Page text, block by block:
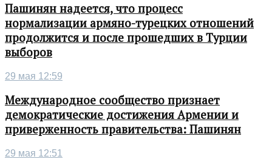
Пашинян надеется, что процесс
нормализации армяно-турецких отношений
продолжится и после прошедших в Турции
выборов
29 мая 12:59
Международное сообщество признает
демократические достижения Армении и
приверженность правительства: Пашинян
29 мая 12:51